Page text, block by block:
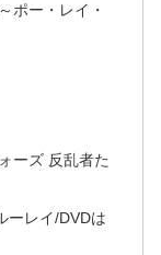
ポー・レイ・
ーズ 反乱者た
ーレイ/DVDは